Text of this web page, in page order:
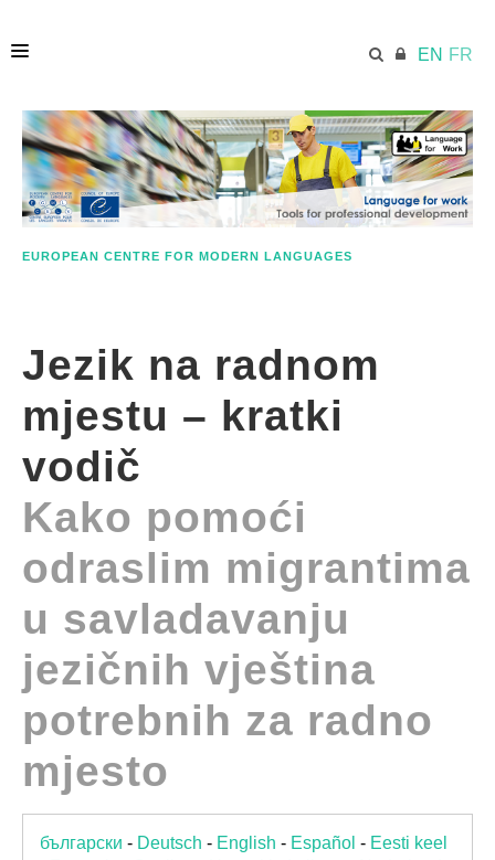
EN FR
HOME
ECML.AT
COMPETENCES
RESOURCES
GUIDES
NETWORK
GALLERY
EUROPEAN CENTRE FOR MODERN LANGUAGES
Jezik na radnom
mjestu – kratki
vodič
Kako pomoći
odraslim migrantima
u savladavanju
jezičnih vještina
potrebnih za radno
mjesto
български - Deutsch - English - Español - Eesti keel